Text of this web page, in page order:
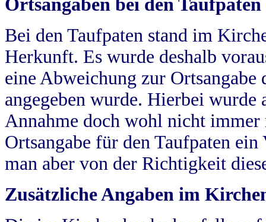
Ortsangaben bei den Taufpaten
Bei den Taufpaten stand im
Herkunft. Es wurde deshalb
eine Abweichung zur
angegeben wurde. Hierbei wurde
Annahme doch wohl nicht
Ortsangabe für den Taufpaten
man aber von der Richtigkeit
Zusätzliche Angaben im